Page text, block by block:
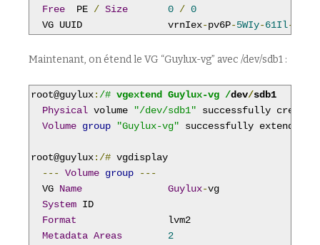
Free
  PE
/ Size 0 / 0
  VG UUID               vrnIex
-pv6P-5WIy-61Il-
Maintenant, on étend le VG “Guylux-vg” avec /dev/sdb1 :
root@guylux: /# vgextend Guylux-vg /dev/sdb1
Physical volume "/dev/sdb1" successfully created
Volume group "Guylux-vg" successfully extended
root@guylux:/# vgdisplay
--- Volume group
---
  VG
Name Guylux-vg
System ID
Format
                lvm2
Metadata Areas
2